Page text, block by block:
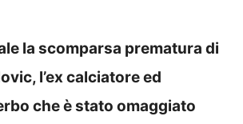
la scomparsa prematura di
l’ex calciatore ed
che è stato omaggiato